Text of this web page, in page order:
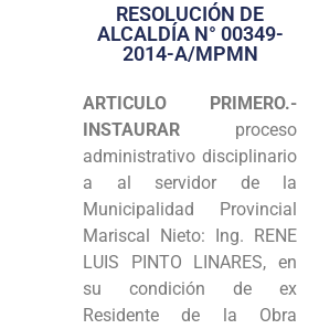
Transparencia
Programas
Intranet
RESOLUCIÓN DE
ALCALDÍA N° 00349-
2014-A/MPMN
ARTICULO PRIMERO.-
INSTAURAR proceso
administrativo disciplinario
a al servidor de la
Municipalidad Provincial
Mariscal Nieto: Ing. RENE
LUIS PINTO LINARES, en
su condición de ex
Residente de la Obra